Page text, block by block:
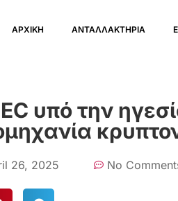
ΑΡΧΙΚΗ ΑΝΤΑΛΛΑΚΤΗΡΙΑ
υπό την
26, 2025 No